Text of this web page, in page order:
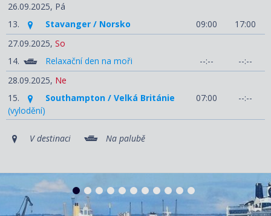
26.09.2025, Pá
13.
Stavanger / Norsko 09:00
17:00
27.09.2025, So
14.
Relaxační den na moři --:--
--:--
28.09.2025, Ne
15.
Southampton / Velká Británie
(vylodění)
07:00 --:--
V destinaci Na palubě